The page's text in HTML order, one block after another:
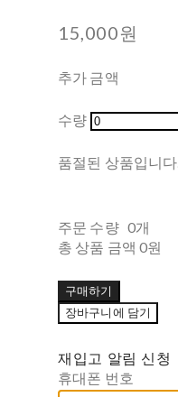
15,000원
추가 금액
수량
품절된 상품입니다.
주문 수량 0개
총 상품 금액 0원
구매하기
장바구니에 담기
재입고 알림 신청
휴대폰 번호